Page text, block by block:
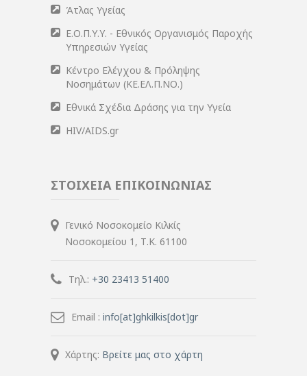
Άτλας Υγείας
Ε.Ο.Π.Υ.Υ. - Εθνικός Οργανισμός Παροχής
Υπηρεσιών Υγείας
Κέντρο Ελέγχου & Πρόληψης
Νοσημάτων (ΚΕ.ΕΛ.Π.ΝΟ.)
Εθνικά Σχέδια Δράσης για την Υγεία
HIV/AIDS.gr
ΣΤΟΙΧΕΙΑ ΕΠΙΚΟΙΝΩΝΙΑΣ
Γενικό Νοσοκομείο Κιλκίς
Νοσοκομείου 1, Τ.Κ. 61100
Τηλ.: +30 23413 51400
Email : info[at]ghkilkis[dot]gr
Χάρτης: Βρείτε μας στο χάρτη